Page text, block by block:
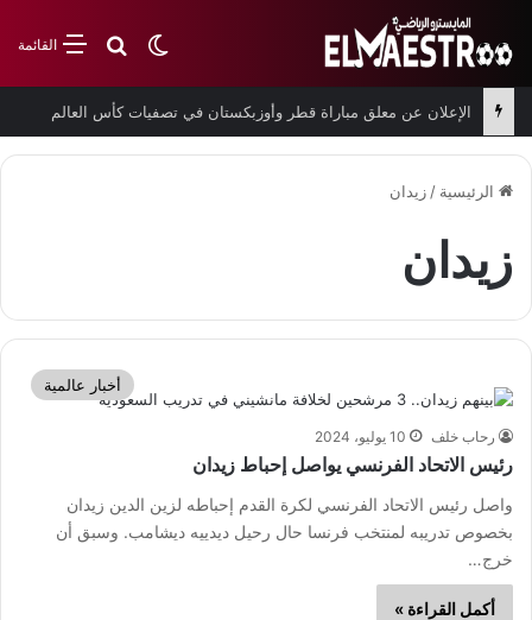
القائمةبحث عن
الوضع المظلم
الإعلان عن معلق مباراة قطر وأوزبكستان في تصفيات كأس العالم
الرئيسية / زيدان
زيدان
أخبار عالمية
رحاب خلف 10 يوليو، 2024
رئيس الاتحاد الفرنسي يواصل إحباط زيدان
واصل رئيس الاتحاد الفرنسي لكرة القدم إحباطه لزين الدين زيدان
بخصوص تدريبه لمنتخب فرنسا حال رحيل ديدييه ديشامب. وسبق أن
خرج…
أكمل القراءة »